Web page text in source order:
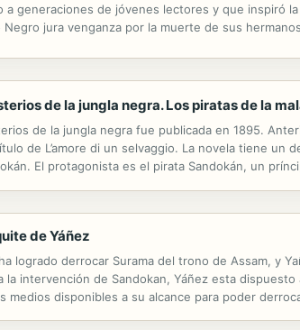
a generaciones de jóvenes lectores y que inspiró
Negro jura venganza por la muerte de sus
de la jungla negra. Los piratas de la
de la jungla negra fue publicada en 1895.
de L’amore di un selvaggio. La novela tiene
El protagonista es el pirata Sandokán, un
de Yáñez
logrado derrocar Surama del trono de Assam, y
la intervención de Sandokan, Yáñez esta
medios disponibles a su alcance para poder